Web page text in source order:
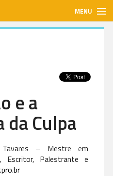
MENU
e a
da Culpa
– Mestre em
Escritor, Palestrante e